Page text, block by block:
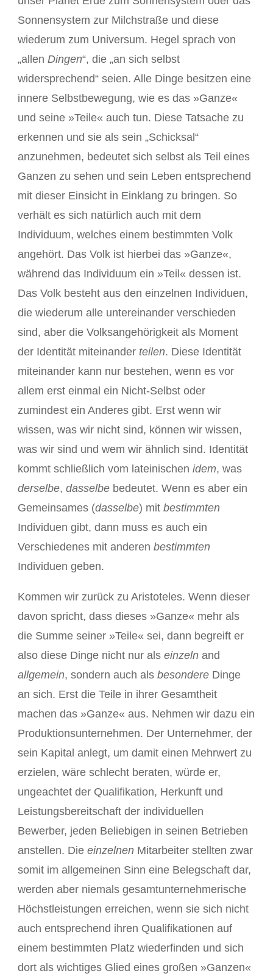
Sonnensystem zur Milchstraße und diese
wiederum zum Universum. Hegel sprach von
„allen Dingen“, die „an sich selbst
widersprechend“ seien. Alle Dinge besitzen eine
innere Selbstbewegung, wie es das »Ganze«
und seine »Teile« auch tun. Diese Tatsache zu
erkennen und sie als sein „Schicksal“
anzunehmen, bedeutet sich selbst als Teil eines
Ganzen zu sehen und sein Leben entsprechend
mit dieser Einsicht in Einklang zu bringen. So
verhält es sich natürlich auch mit dem
Individuum, welches einem bestimmten Volk
angehört. Das Volk ist hierbei das »Ganze«,
während das Individuum ein »Teil« dessen ist.
Das Volk besteht aus den einzelnen Individuen,
die wiederum alle untereinander verschieden
sind, aber die Volksangehörigkeit als Moment
der Identität miteinander teilen. Diese Identität
miteinander kann nur bestehen, wenn es vor
allem erst einmal ein Nicht-Selbst oder
zumindest ein Anderes gibt. Erst wenn wir
wissen, was wir nicht sind, können wir wissen,
was wir sind und wem wir ähnlich sind. Identität
kommt schließlich vom lateinischen idem, was
derselbe, dasselbebedeutet. Wenn es aber ein
Gemeinsames (dasselbe) mit bestimmten
Individuen gibt, dann muss es auch ein
Verschiedenes mit anderen bestimmten
Individuen geben.
Kommen wir zurück zu Aristoteles. Wenn dieser
davon spricht, dass dieses »Ganze« mehr als
die Summe seiner »Teile« sei, dann begreift er
also diese Dinge nicht nur als einzelnand
allgemein, sondern auch als besondereDinge
an sich. Erst die Teile in ihrer Gesamtheit
machen das »Ganze« aus. Nehmen wir dazu ein
Produktionsunternehmen. Der Unternehmer, der
sein Kapital anlegt, um damit einen Mehrwert zu
erzielen, wäre schlecht beraten, würde er,
ungeachtet der Qualifikation, Herkunft und
Leistungsbereitschaft der individuellen
Bewerber, jeden Beliebigen in seinen Betrieben
anstellen. Die einzelnenMitarbeiter stellten zwar
somit im allgemeinen Sinn eine Belegschaft dar,
werden aber niemals gesamtunternehmerische
Höchstleistungen erreichen, wenn sie sich nicht
auch entsprechend ihren Qualifikationen auf
einem bestimmten Platz wiederfinden und sich
dort als wichtiges Glied eines großen »Ganzen«